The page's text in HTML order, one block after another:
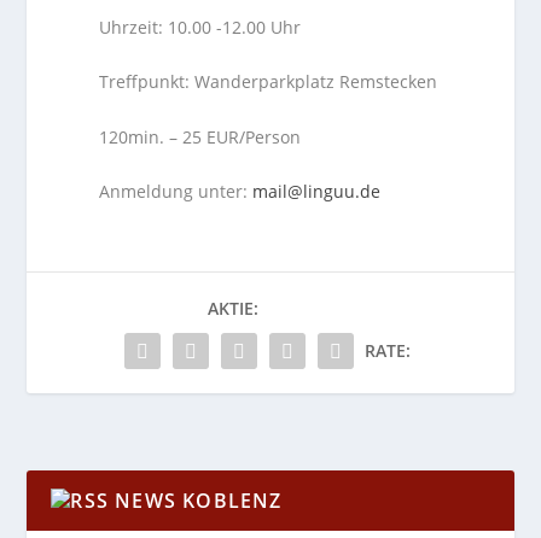
Uhrzeit: 10.00 -12.00 Uhr
Treffpunkt: Wanderparkplatz Remstecken
120min. – 25 EUR/Person
Anmeldung unter: mail@linguu.de
AKTIE:
RATE:
NEWS KOBLENZ